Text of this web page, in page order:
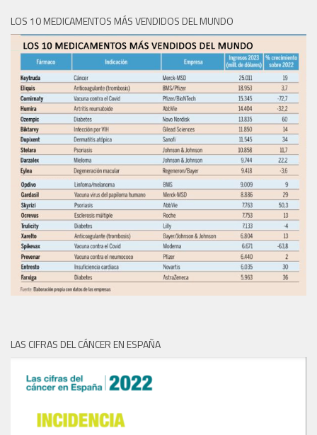
LOS 10 MEDICAMENTOS MÁS VENDIDOS DEL MUNDO
LAS CIFRAS DEL CÁNCER EN ESPAÑA